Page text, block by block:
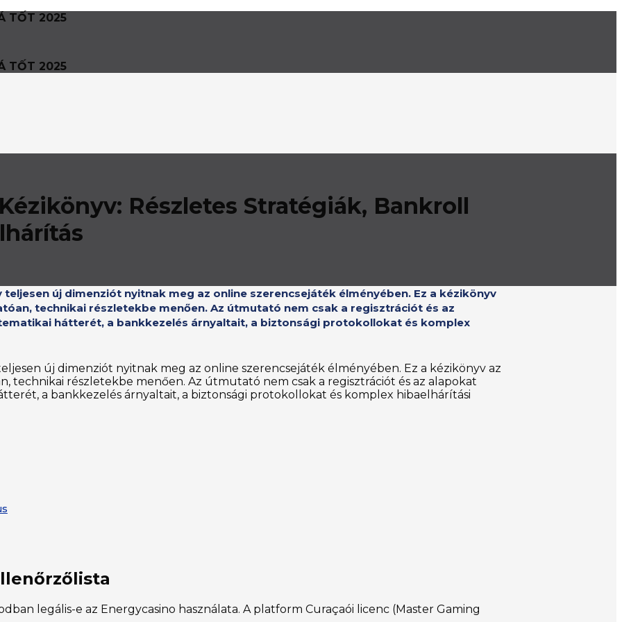
TỐT 2025
TỐT 2025
Részletes Stratégiák, Bankroll
új dimenziót nyitnak meg az online szerencsejáték élményében. Ez a kézikönyv
technikai részletekbe menően. Az útmutató nem csak a regisztrációt és az
hátterét, a bankkezelés árnyaltait, a biztonsági protokollokat és komplex
új dimenziót nyitnak meg az online szerencsejáték élményében. Ez a kézikönyv az
technikai részletekbe menően. Az útmutató nem csak a regisztrációt és az alapokat
a bankkezelés árnyaltait, a biztonsági protokollokat és komplex hibaelhárítási
legális-e az Energycasino használata. A platform Curaçaói licenc (Master Gaming